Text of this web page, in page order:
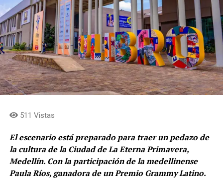
511 Vistas
El escenario está preparado para traer un pedazo de
la cultura de la Ciudad de La Eterna Primavera,
Medellín. Con la participación de la medellinense
Paula Ríos, ganadora de un Premio Grammy Latino.